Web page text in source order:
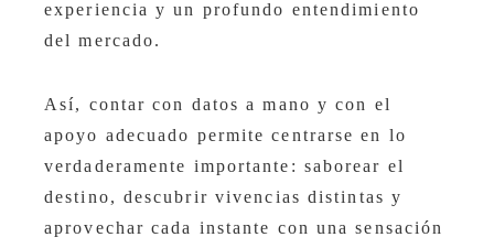
experiencia y un profundo entendimiento
del mercado.
Así, contar con datos a mano y con el
apoyo adecuado permite centrarse en lo
verdaderamente importante: saborear el
destino, descubrir vivencias distintas y
aprovechar cada instante con una sensación